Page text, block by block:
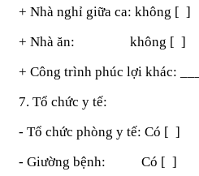
+ Nhà nghỉ giữa ca:
+ Nhà ăn: không [ ] có
+ Công trình phúc lợi khác:
7. Tổ chức y tế:
- Tổ chức phòng y tế: Có [
- Giường bệnh: Có [ ]